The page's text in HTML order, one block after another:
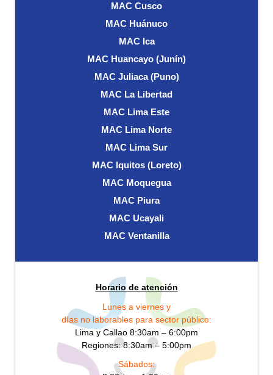
MAC Cusco
MAC Huánuco
MAC Ica
MAC Huancayo (Junín)
MAC Juliaca (Puno)
MAC La Libertad
MAC Lima Este
MAC Lima Norte
MAC Lima Sur
MAC Iquitos (Loreto)
MAC Moquegua
MAC Piura
MAC Ucayali
MAC Ventanilla
Horario de atención
Lunes a viernes y
días no laborables para sector público:
Lima y Callao 8:30am – 6:00pm
Regiones: 8:30am – 5:00pm
Sábados: